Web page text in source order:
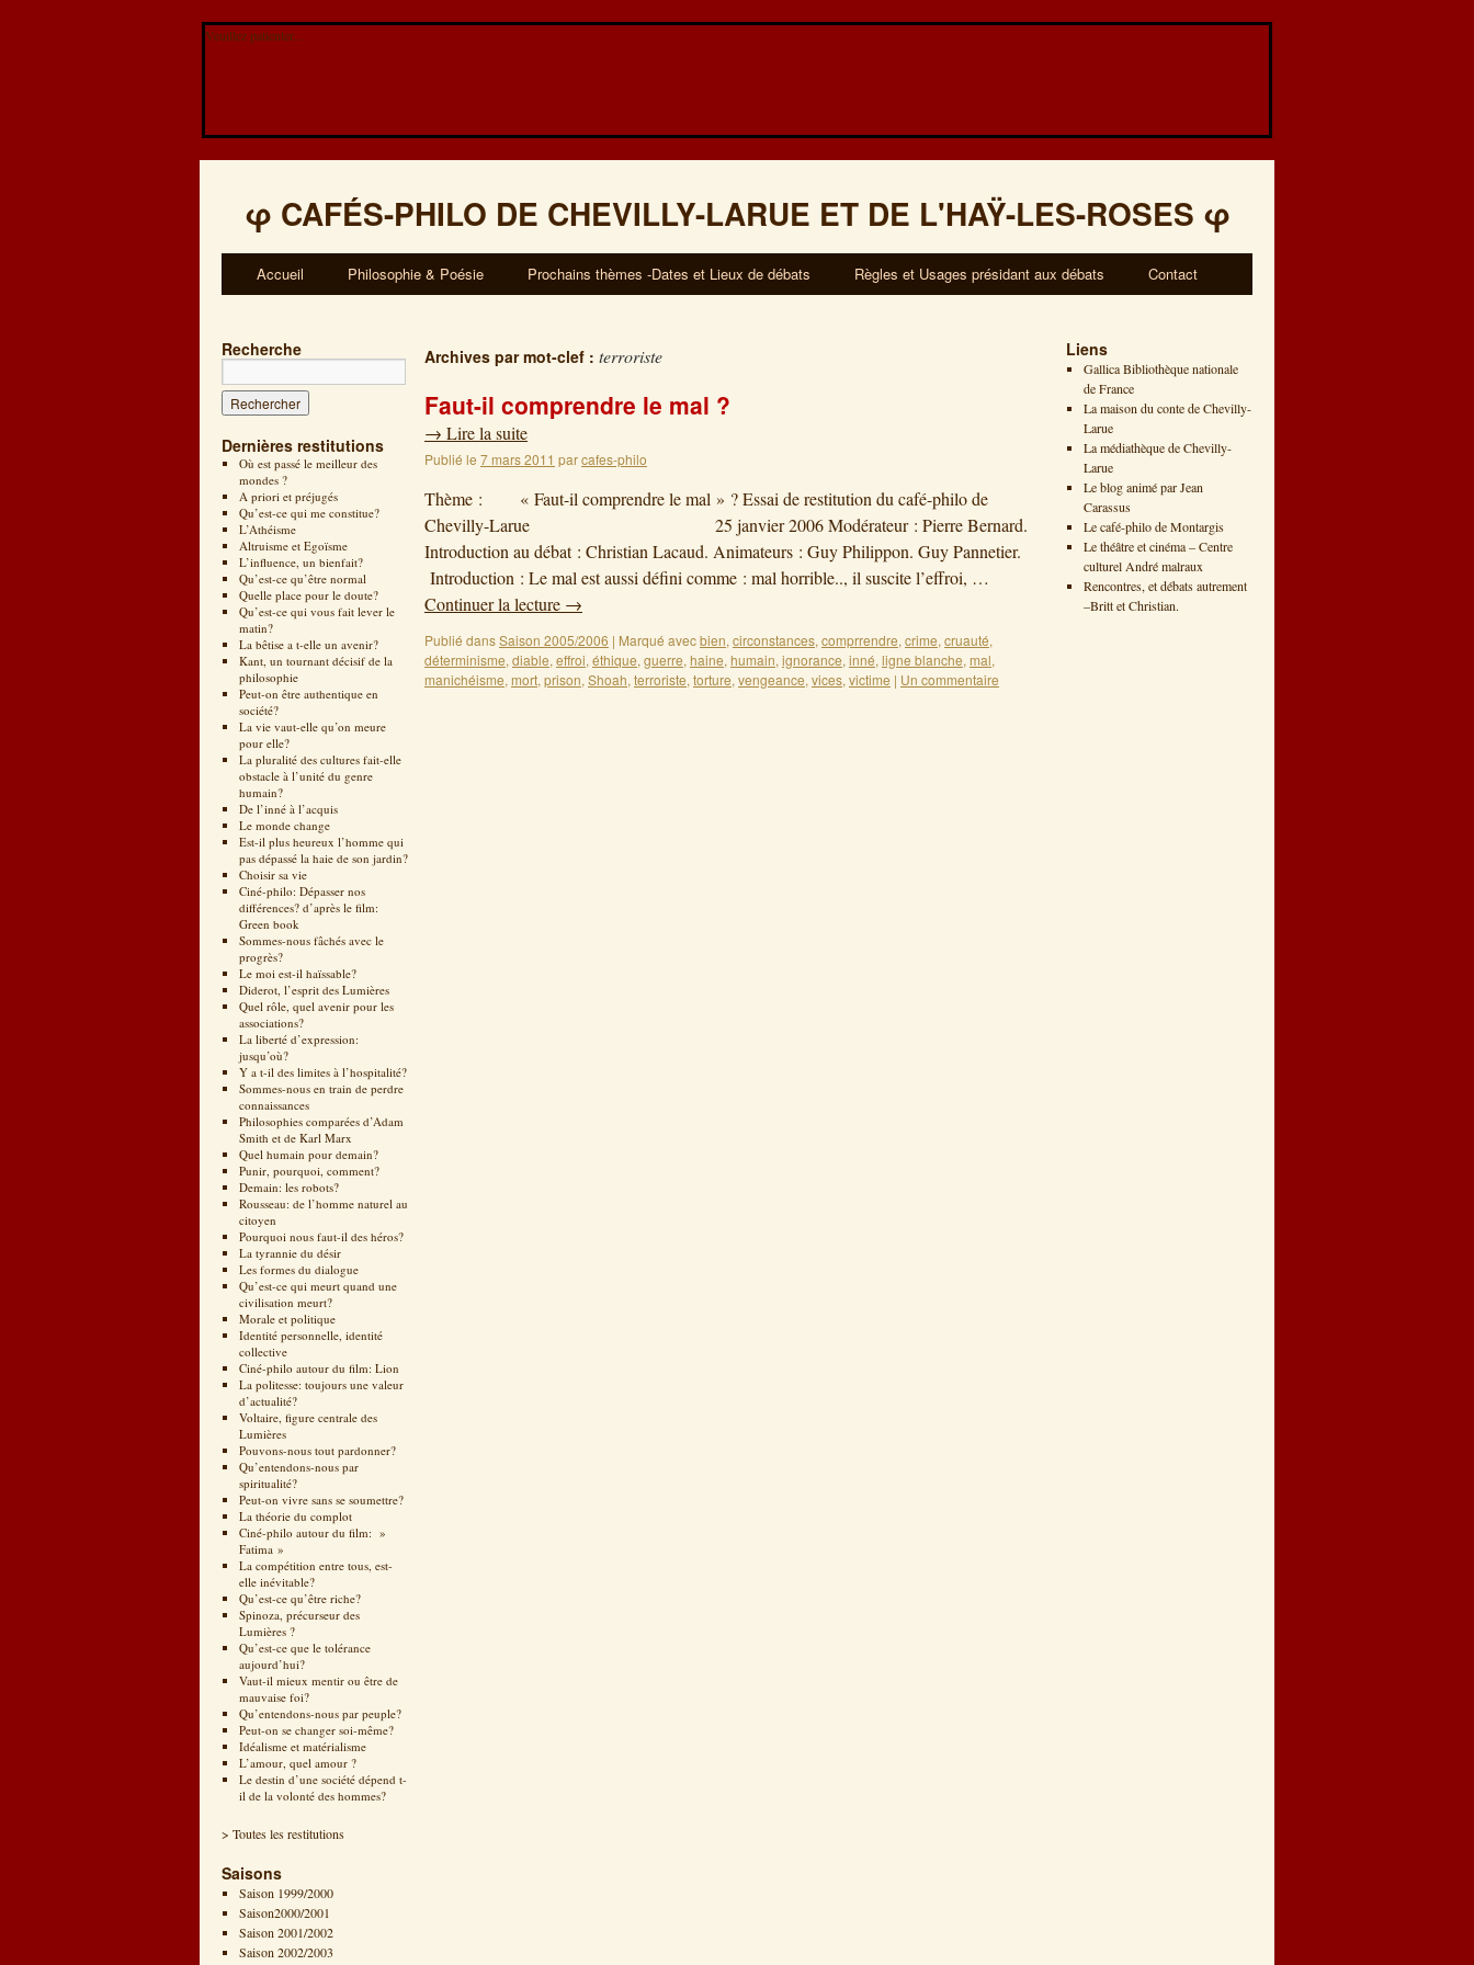
Veuillez patienter...
φ CAFÉS-PHILO DE CHEVILLY-LARUE ET DE L'HAŸ-LES-ROSES φ
Accueil Philosophie & Poésie Prochains thèmes -Dates et Lieux de débats Règles et Usages présidant aux débats Contact
Recherche
Dernières restitutions
Où est passé le meilleur des
mondes ?
A priori et préjugés
Qu’est-ce qui me constitue?
L’Athéisme
Altruisme et Egoïsme
L’influence, un bienfait?
Qu’est-ce qu’être normal
Quelle place pour le doute?
Qu’est-ce qui vous fait lever le
matin?
La bêtise a t-elle un avenir?
Kant, un tournant décisif de la
philosophie
Peut-on être authentique en
société?
La vie vaut-elle qu’on meure
pour elle?
La pluralité des cultures fait-elle
obstacle à l’unité du genre
humain?
De l’inné à l’acquis
Le monde change
Est-il plus heureux l’homme qui
pas dépassé la haie de son jardin?
Choisir sa vie
Ciné-philo: Dépasser nos
différences? d’après le film:
Green book
Sommes-nous fâchés avec le
progrès?
Le moi est-il haïssable?
Diderot, l’esprit des Lumières
Quel rôle, quel avenir pour les
associations?
La liberté d’expression:
jusqu’où?
Y a t-il des limites à l’hospitalité?
Sommes-nous en train de perdre
connaissances
Philosophies comparées d’Adam
Smith et de Karl Marx
Quel humain pour demain?
Punir, pourquoi, comment?
Demain: les robots?
Rousseau: de l’homme naturel au
citoyen
Pourquoi nous faut-il des héros?
La tyrannie du désir
Les formes du dialogue
Qu’est-ce qui meurt quand une
civilisation meurt?
Morale et politique
Identité personnelle, identité
collective
Ciné-philo autour du film: Lion
La politesse: toujours une valeur
d’actualité?
Voltaire, figure centrale des
Lumières
Pouvons-nous tout pardonner?
Qu’entendons-nous par
spiritualité?
Peut-on vivre sans se soumettre?
La théorie du complot
Ciné-philo autour du film: »
Fatima »
La compétition entre tous, est-
elle inévitable?
Qu’est-ce qu’être riche?
Spinoza, précurseur des
Lumières ?
Qu’est-ce que le tolérance
aujourd’hui?
Vaut-il mieux mentir ou être de
mauvaise foi?
Qu’entendons-nous par peuple?
Peut-on se changer soi-même?
Idéalisme et matérialisme
L’amour, quel amour ?
Le destin d’une société dépend t-
il de la volonté des hommes?
> Toutes les restitutions
Saisons
Saison 1999/2000
Saison2000/2001
Saison 2001/2002
Saison 2002/2003
Archives par mot-clef : terroriste
Faut-il comprendre le mal ?
→ Lire la suite
Publié le 7 mars 2011 parcafes-philo
Thème : « Faut-il comprendre le mal » ? Essai de restitution du café-philo de
Chevilly-Larue 25 janvier 2006 Modérateur : Pierre Bernard.
Introduction au débat : Christian Lacaud. Animateurs : Guy Philippon. Guy Pannetier.
Introduction : Le mal est aussi défini comme : mal horrible.., il suscite l’effroi, …
Continuer la lecture →
Publié dansSaison 2005/2006 | Marqué avecbien, circonstances, comprrendre, crime, cruauté,
déterminisme, diable, effroi, éthique, guerre, haine, humain, ignorance, inné, ligne blanche, mal,
manichéisme, mort, prison, Shoah, terroriste, torture, vengeance, vices, victime | Un commentaire
Liens
Gallica Bibliothèque nationale
de France
La maison du conte de Chevilly-
Larue
La médiathèque de Chevilly-
Larue
Le blog animé par Jean
Carassus
Le café-philo de Montargis
Le théâtre et cinéma – Centre
culturel André malraux
Rencontres, et débats autrement
–Britt et Christian.